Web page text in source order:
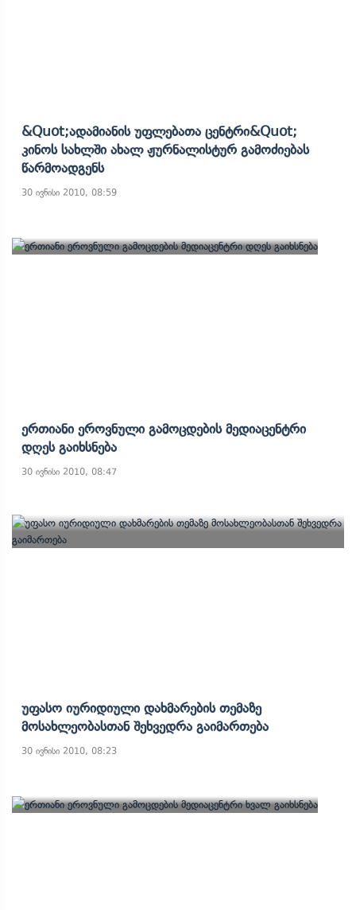
&quot;ადამიანის Უფლებათა Ცენტრი&quot;
Კინოს Სახლში Ახალ Ჟურნალისტურ Გამოძიებას
Წარმოადგენს
30 ივნისი 2010, 08:59
Ერთიანი Ეროვნული Გამოცდების Მედიაცენტრი
Დღეს Გაიხსნება
30 ივნისი 2010, 08:47
Უფასო Იურიდიული Დახმარების Თემაზე
Მოსახლეობასთან Შეხვედრა Გაიმართება
30 ივნისი 2010, 08:23